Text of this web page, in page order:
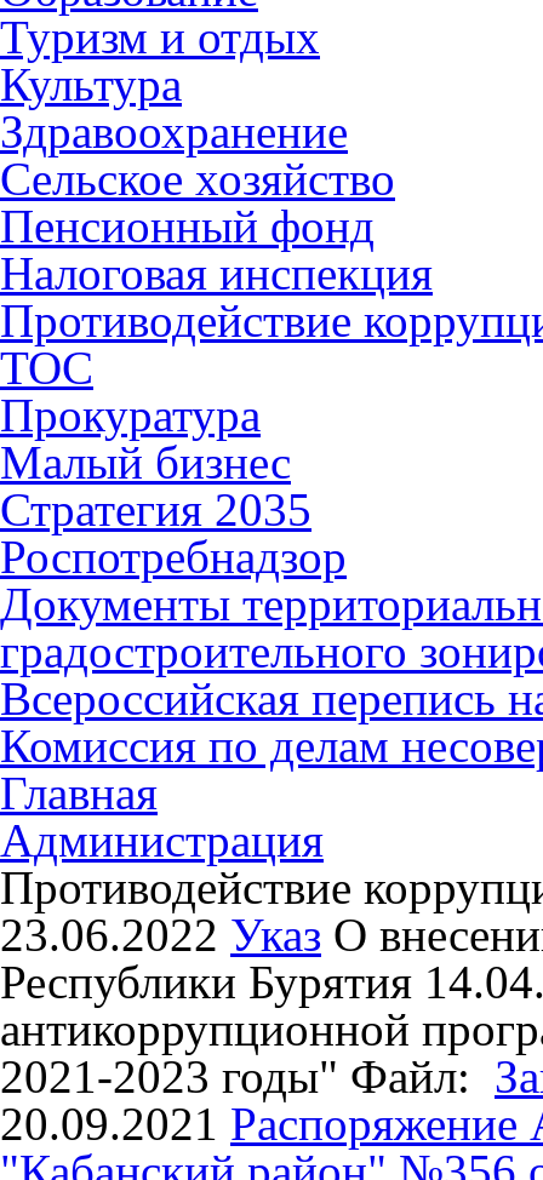
Туризм и отдых
Культура
Здравоохранение
Сельское хозяйство
Пенсионный фонд
Налоговая инспекция
Противодействие
ТОС
Прокуратура
Малый бизнес
Стратегия 2035
Роспотребнадзор
Документы
градостроительного
Всероссийская перепись
Комиссия по делам
Главная
Администрация
Противодействие
23.06.2022 Указ О
Республики Бурятия
антикоррупционной
2021-2023 годы" Файл:
20.09.2021